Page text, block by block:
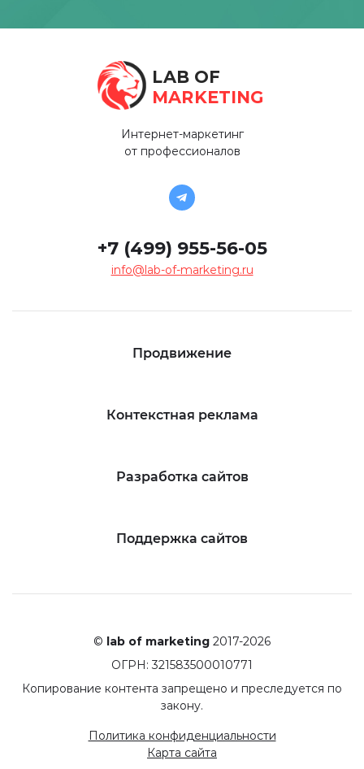
LAB OF
MARKETING
Интернет-маркетинг
от профессионалов
+7 (499) 955-56-05
info@lab-of-marketing.ru
Продвижение
Контекстная реклама
Разработка сайтов
Поддержка сайтов
© lab of marketing 2017-2026
ОГРН: 321583500010771
Копирование контента запрещено и преследуется по
закону.
Политика конфиденциальности
Карта сайта